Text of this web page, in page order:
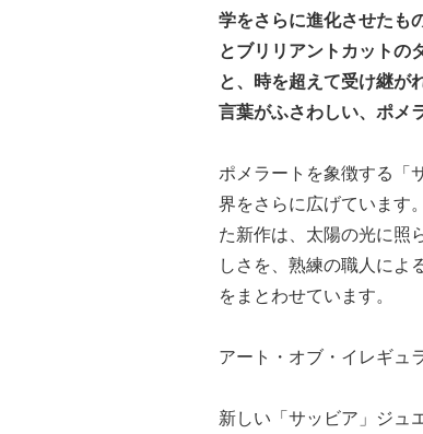
学をさらに進化させたも
とブリリアントカットの
と、時を超えて受け継が
言葉がふさわしい、ポメ
ポメラートを象徴する「
界をさらに広げています
た新作は、太陽の光に照
しさを、熟練の職人によ
をまとわせています。
アート・オブ・イレギュ
新しい「サッビア」ジュ